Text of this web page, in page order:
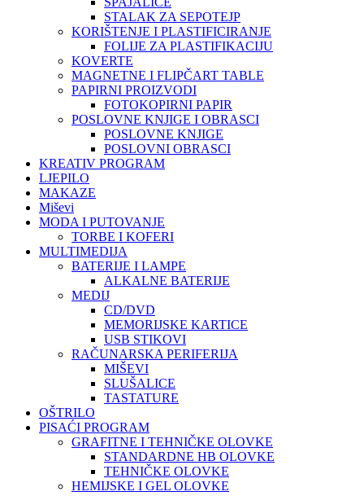
STALAK ZA SEPOTEJP
KORIŠTENJE I PLASTIFICIRANJE
FOLIJE ZA PLASTIFIKACIJU
KOVERTE
MAGNETNE I FLIPČART TABLE
PAPIRNI PROIZVODI
FOTOKOPIRNI PAPIR
POSLOVNE KNJIGE I OBRASCI
POSLOVNE KNJIGE
POSLOVNI OBRASCI
KREATIV PROGRAM
LJEPILO
MAKAZE
Miševi
MODA I PUTOVANJE
TORBE I KOFERI
MULTIMEDIJA
BATERIJE I LAMPE
ALKALNE BATERIJE
MEDIJ
CD/DVD
MEMORIJSKE KARTICE
USB STIKOVI
RAČUNARSKA PERIFERIJA
MIŠEVI
SLUŠALICE
TASTATURE
OŠTRILO
PISAĆI PROGRAM
GRAFITNE I TEHNIČKE OLOVKE
STANDARDNE HB OLOVKE
TEHNIČKE OLOVKE
HEMIJSKE I GEL OLOVKE